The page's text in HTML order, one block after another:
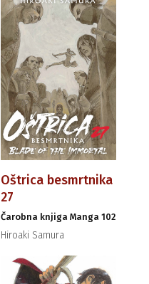
Oštrica besmrtnika
27
Čarobna knjiga Manga 102
Hiroaki Samura